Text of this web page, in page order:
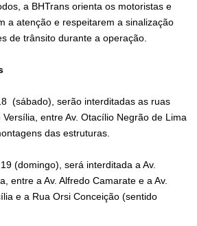
a BHTrans orienta os motoristas e
a atenção e respeitarem a sinalização
de trânsito durante a operação.
(sábado), serão interditadas as ruas
entre Av. Otacílio Negrão de Lima
das estruturas.
(domingo), será interditada a Av.
entre a Av. Alfredo Camarate e a Av.
e a Rua Orsi Conceição (sentido